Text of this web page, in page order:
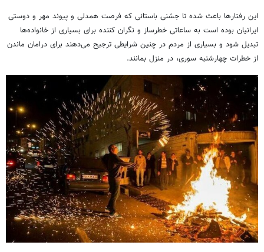
این رفتارها باعث شده تا جشنی باستانی که فرصت همدلی و پیوند مهر و دوستی
ایرانیان بوده است به ساعاتی خطرساز و نگران کننده برای بسیاری از خانواده‌ها
تبدیل شود و بسیاری از مردم در چنین شرایطی ترجیح می‌دهند برای درامان ماندن
از خطرات چهارشنبه سوری، در منزل بمانند.